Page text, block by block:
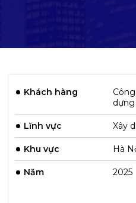
Khách hàng
Lĩnh vực Xây
Khu vực Hà
Năm 2025